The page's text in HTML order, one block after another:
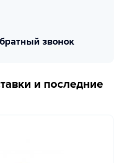
звонок
и последние